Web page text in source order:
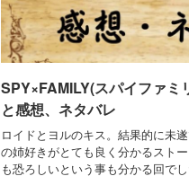
SPY×FAMILY(スパイファミ
と感想、ネタバレ
ロイドとヨルのキス。結果的に未
の姉好きがとても良く分かるスト
も恐ろしいという事も分かる回で